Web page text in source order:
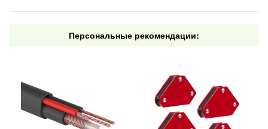
Персональные рекомендации: